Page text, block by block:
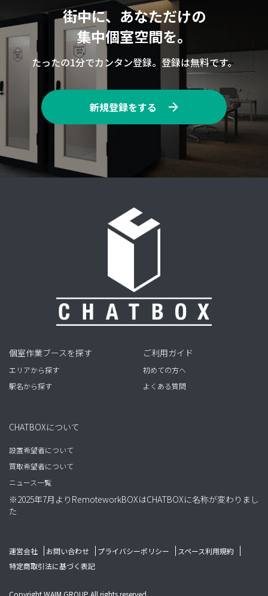
街中に、あなただけの
集中個室空間を。
たったの1分でカンタン登録。登録は無料です。
新規登録をする
個室作業ブースを探す
エリアから探す
駅名から探す
ご利用ガイド
初めての方へ
よくある質問
CHATBOXについて
設置希望者について
買取希望者について
ニュース一覧
※2025年7月よりRemoteworkBOXはCHATBOXに名称が変わりまし
た
運営会社 お問い合わせ プライバシーポリシー
スペース利用規約
特定商取引法に基づく表記